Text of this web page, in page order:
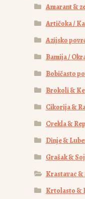
Amarant &
Artičoka /
Azijsko
Bamija /
Bobičasto
Brokoli &
Cikorija &
Cvekla &
Dinje &
Grašak &
Krastavac
Krtolasto &